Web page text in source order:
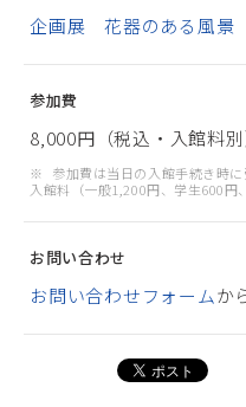
企画展 花器のある風景
参加費
8,000円（税込・入館料別
参加費は当日の入館手続き時に
入館料（一般1,200円、学生600円
お問い合わせ
お問い合わせフォームか